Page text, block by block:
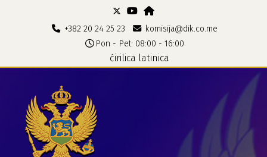
+382 20 24 25 23
komisija@dik.co.me
Pon - Pet: 08:00 - 16:00
ćirilica latinica